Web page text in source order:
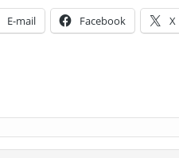
E-mail Facebook X